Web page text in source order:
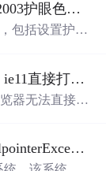
护眼色设置
包括设置护眼
操作 指南。
直接打开
器无法直接打
等多步骤的解
的浏览器兼
错误